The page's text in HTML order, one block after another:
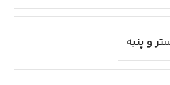
و پنبه